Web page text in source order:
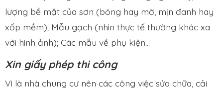
lượng bề mặt của sơn (bóng hay mờ, mịn đanh hay
xốp mềm); Mẫu gạch (nhìn thực tế thường khác xa
với hình ảnh); Các mẫu về phụ kiện…
Xin giấy phép thi công
Vì là nhà chung cư nên các công việc sửa chữa, cải